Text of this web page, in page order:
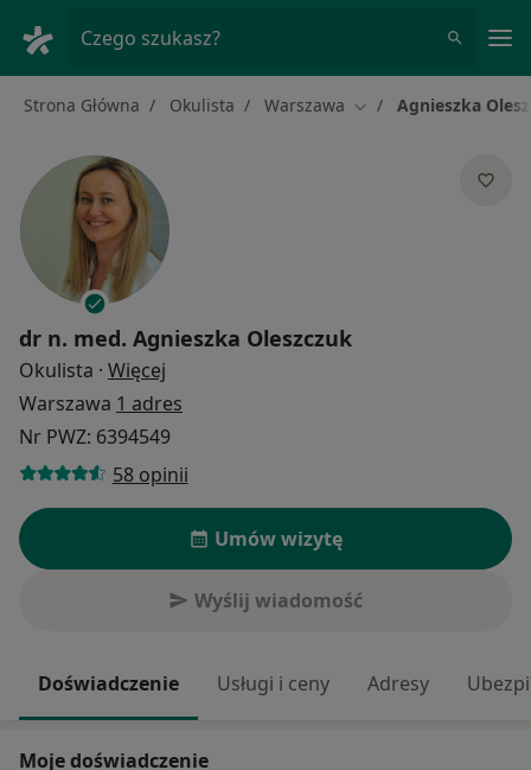
Czego szukasz?
Strona Główna Okulista Warszawa Zmień miasto
Agnieszka
dr n. med. Agnieszka Oleszczuk
Okulista · Więcej
Warszawa 1 adres
Nr PWZ: 6394549
58 opinii
Umów wizytę
Wyślij wiadomość
Doświadczenie Usługi i ceny Adresy
Moje doświadczenie